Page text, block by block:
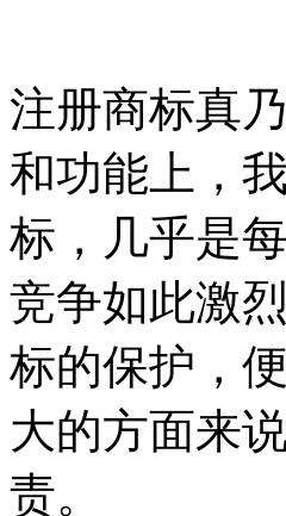
注册商标真
和功能上，
标，几乎是
竞争如此激
标的保护，
大的方面来
责。